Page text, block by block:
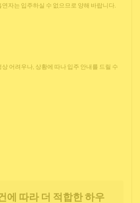
자는 입주하실 수 없으므로 양해 바랍니다.
어려우나, 상황에 따나 입주 안내를 드릴 수
에 따라 더 적합한 하우